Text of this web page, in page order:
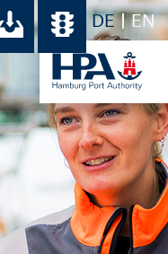
DE EN
im
Ihr Download-